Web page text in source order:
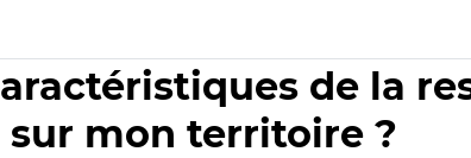
de la
sur mon territoire ?